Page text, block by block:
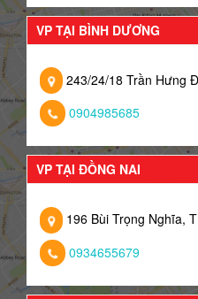
VP TẠI BÌNH DƯƠNG
243/24/18 Trần Hưng
0904985685
VP TẠI ĐỒNG NAI
196 Bùi Trọng Nghĩa,
0934655679